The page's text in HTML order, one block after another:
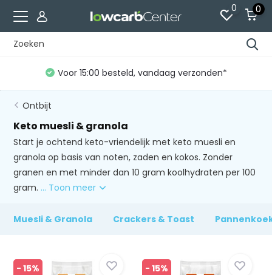
0 0
Voor 15:00 besteld, vandaag verzonden*
Ontbijt
Keto muesli & granola
Start je ochtend keto-vriendelijk met keto muesli en
granola op basis van noten, zaden en kokos. Zonder
granen en met minder dan 10 gram koolhydraten per 100
gram. ... Toon meer
Muesli & Granola Crackers & Toast
- 15% - 15%